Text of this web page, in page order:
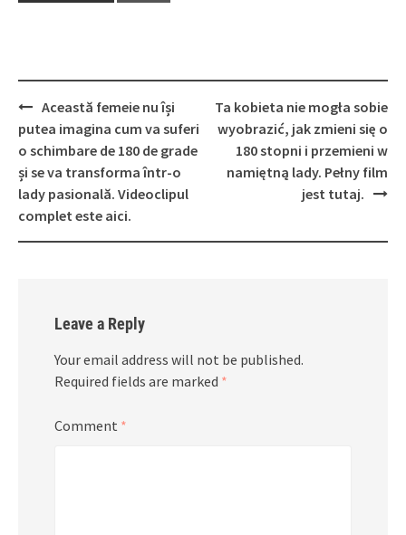
Post
navigation
Această femeie nu își
putea imagina cum va suferi
o schimbare de 180 de grade
și se va transforma într-o
lady pasională. Videoclipul
complet este aici.
Ta kobieta nie mogła sobie
wyobrazić, jak zmieni się o
180 stopni i przemieni w
namiętną lady. Pełny film
jest tutaj.
Leave a Reply
Your email address will not be published.
Required fields are marked *
Comment *